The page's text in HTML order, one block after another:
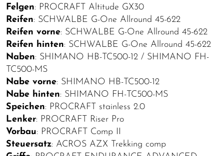
Felgen: PROCRAFT Altitude GX30
Reifen: SCHWALBE G-One Allround 45-622
Reifen vorne: SCHWALBE G-One Allround 45-622
Reifen hinten: SCHWALBE G-One Allround 45-622
Naben: SHIMANO HB-TC500-12 / SHIMANO FH-
TC500-MS
Nabe vorne: SHIMANO HB-TC500-12
Nabe hinten: SHIMANO FH-TC500-MS
Speichen: PROCRAFT stainless 2.0
Lenker: PROCRAFT Riser Pro
Vorbau: PROCRAFT Comp II
Steuersatz: ACROS AZX Trekking comp